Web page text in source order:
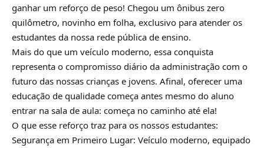
ganhar um reforço de peso! Chegou um ônibus zero
quilômetro, novinho em folha, exclusivo para atender os
estudantes da nossa rede pública de ensino.
Mais do que um veículo moderno, essa conquista
representa o compromisso diário da administração com o
futuro das nossas crianças e jovens. Afinal, oferecer uma
educação de qualidade começa antes mesmo do aluno
entrar na sala de aula: começa no caminho até ela!
O que esse reforço traz para os nossos estudantes:
Segurança em Primeiro Lugar: Veículo moderno, equipado